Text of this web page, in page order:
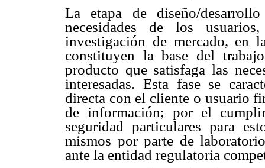
La etapa de diseño/
necesidades de los
investigación de mercado, en
constituyen la base del
producto que satisfaga las
interesadas. Esta fase se
directa con el cliente o usuario
de información; por el
seguridad particulares para
mismos por parte de
ante la entidad regulatoria